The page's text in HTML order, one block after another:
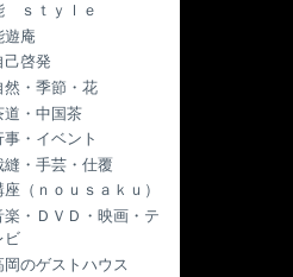
ｓｔｙｌｅ
遊庵
己啓発
然・季節・花
道・中国茶
事・イベント
縫・手芸・仕覆
座（ｎｏｕｓａｋｕ）
楽・ＤＶＤ・映画・テ
ビ
岡のゲストハウス